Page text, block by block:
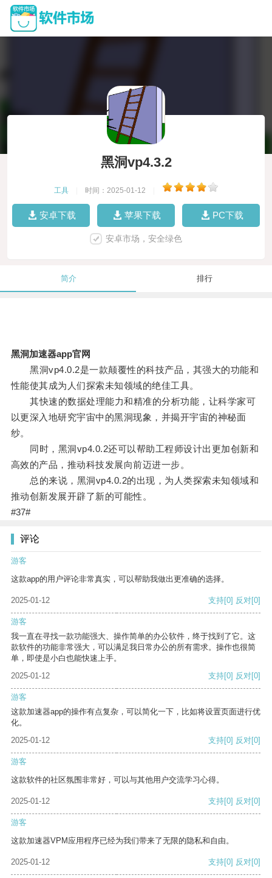
黑洞vp4.3.2
工具 时间：2025-01-12
安卓下载 苹果下载 PC下载
安卓市场，安全绿色
简介 排行
黑洞加速器app官网
黑洞vp4.0.2是一款颠覆性的科技产品，其强大的功能和
性能使其成为人们探索未知领域的绝佳工具。
其快速的数据处理能力和精准的分析功能，让科学家可
以更深入地研究宇宙中的黑洞现象，并揭开宇宙的神秘面
纱。
同时，黑洞vp4.0.2还可以帮助工程师设计出更加创新和
高效的产品，推动科技发展向前迈进一步。
总的来说，黑洞vp4.0.2的出现，为人类探索未知领域和
推动创新发展开辟了新的可能性。
#37#
评论
游客
这款app的用户评论非常真实，可以帮助我做出更准确的选择。
2025-01-12 支持[0] 反对[0]
游客
我一直在寻找一款功能强大、操作简单的办公软件，终于找到了它。这
款软件的功能非常强大，可以满足我日常办公的所有需求。操作也很简
单，即使是小白也能快速上手。
2025-01-12
支持[0] 反对[0]
游客
这款加速器app的操作有点复杂，可以简化一下，比如将设置页面进行优
化。
2025-01-12
支持[0] 反对[0]
游客
这款软件的社区氛围非常好，可以与其他用户交流学习心得。
2025-01-12 支持[0] 反对[0]
游客
这款加速器VPM应用程序已经为我们带来了无限的隐私和自由。
2025-01-12 支持[0] 反对[0]